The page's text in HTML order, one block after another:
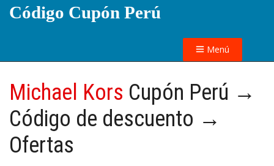
Código Cupón Perú
Menú
Michael Kors Cupón Perú →
Código de descuento →
Ofertas